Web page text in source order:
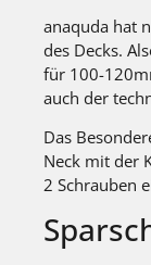
anaquda hat
des Decks.
für 100-
auch der
Das
Neck mit der
2 Schrauben